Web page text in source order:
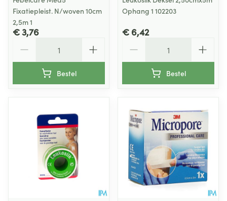
Fixatiepleist. N/woven 10cm
2,5m 1
€ 3,76
Bestel
Ophang 1 102203
€ 6,42
Bestel